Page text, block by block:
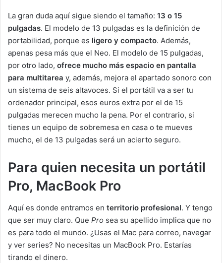
La gran duda aquí sigue siendo el tamaño: 13 o 15
pulgadas. El modelo de 13 pulgadas es la definición de
portabilidad, porque es ligero y compacto. Además,
apenas pesa más que el Neo. El modelo de 15 pulgadas,
por otro lado, ofrece mucho más espacio en pantalla
para multitarea y, además, mejora el apartado sonoro con
un sistema de seis altavoces. Si el portátil va a ser tu
ordenador principal, esos euros extra por el de 15
pulgadas merecen mucho la pena. Por el contrario, si
tienes un equipo de sobremesa en casa o te mueves
mucho, el de 13 pulgadas será un acierto seguro.
Para quien necesita un portátil
Pro, MacBook Pro
Aquí es donde entramos en territorio profesional. Y tengo
que ser muy claro. Que Pro sea su apellido implica que no
es para todo el mundo. ¿Usas el Mac para correo, navegar
y ver series? No necesitas un MacBook Pro. Estarías
tirando el dinero.